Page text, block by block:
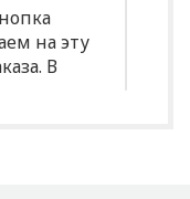
на эту
В